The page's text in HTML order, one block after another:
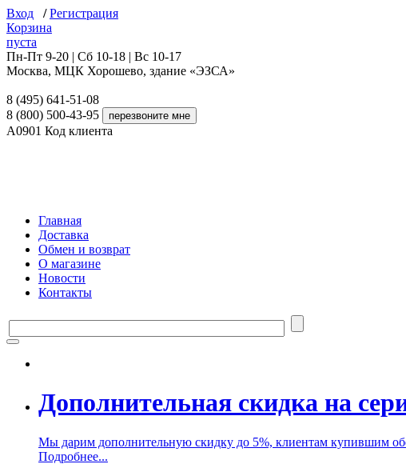
Вход / Регистрация
Корзина
пуста
Пн-Пт 9-20 | Сб 10-18 | Вс 10-17
Москва, МЦК Хорошево, здание «ЭЗСА»
8 (495) 641-51-08
8 (800) 500-43-95
A0901 Код клиента
Главная
Доставка
Обмен и возврат
О магазине
Новости
Контакты
Дополнительная скидка на
Мы дарим дополнительную скидку до 5%, клиентам купившим
Подробнее...